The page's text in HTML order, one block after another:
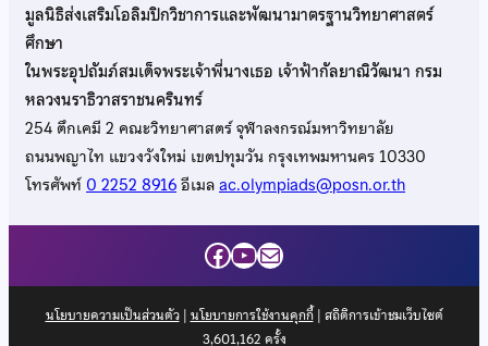
มูลนิธิส่งเสริมโอลิมปิกวิชาการและพัฒนามาตรฐานวิทยาศาสตร์
ศึกษา
ในพระอุปถัมภ์สมเด็จพระเจ้าพี่นางเธอ เจ้าฟ้ากัลยาณิวัฒนา กรม
หลวงนราธิวาสราชนครินทร์
254 ตึกเคมี 2 คณะวิทยาศาสตร์ จุฬาลงกรณ์มหาวิทยาลัย
ถนนพญาไท แขวงวังใหม่ เขตปทุมวัน กรุงเทพมหานคร 10330
โทรศัพท์0 2252 8916อีเมลac.olympiads@posn.or.th
Facebook
YouTube
Mail
นโยบายความเป็นส่วนตัว| นโยบายการใช้งานคุกกี้| สถิติการเข้าชมเว็บไซต์
3,601,162 ครั้ง